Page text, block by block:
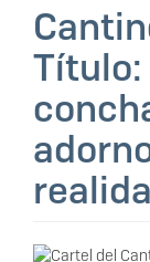
Título: